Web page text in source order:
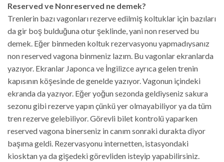
Reserved ve Nonreserved ne demek?
Trenlerin bazı vagonları rezerve edilmiş koltuklar için bazıları
da gir boş bulduğuna otur şeklinde, yani non reserved bu
demek. Eğer binmeden koltuk rezervasyonu yapmadıysanız
non reserved vagona binmeniz lazım. Bu vagonlar ekranlarda
yazıyor. Ekranlar Japonca ve İngilizce ayrıca gelen trenin
kapısının köşesinde de genelde yazıyor. Vagonun içindeki
ekranda da yazıyor. Eğer yoğun sezonda geldiyseniz sakura
sezonu gibi rezerve yapın çünkü yer olmayabiliyor ya da tüm
tren rezerve gelebiliyor. Görevli bilet kontrolü yaparken
reserved vagona binerseniz in canım sonraki durakta diyor
başıma geldi. Rezervasyonu internetten, istasyondaki
kiosktan ya da gişedeki görevliden isteyip yapabilirsiniz.